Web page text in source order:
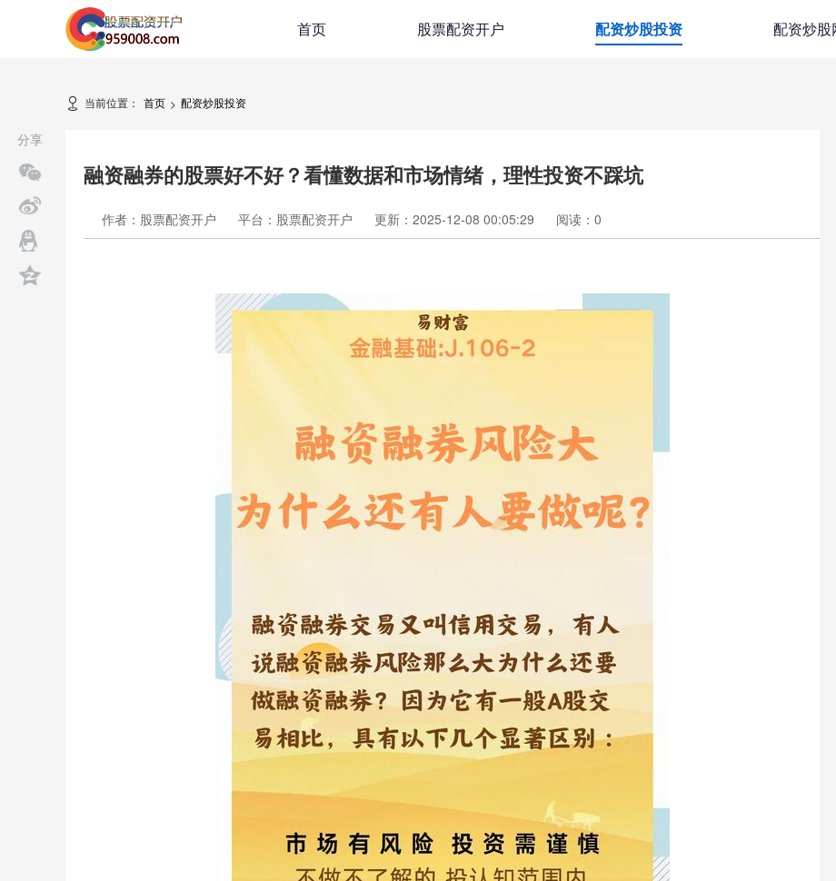
首页 股票配资开户 配资炒股投资 配资炒股
当前位置： 首页 > 配资炒股投资
融资融券的股票好不好？看懂数据和市场情绪，理性投资不踩坑
作者：股票配资开户 平台：股票配资开户 更新：2025-12-08 00:05:29 阅读： 0
分享